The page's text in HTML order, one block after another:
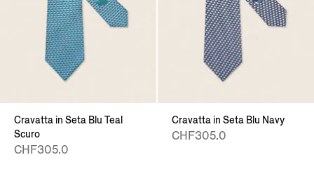
Cravatta in Seta Blu Teal
Scuro
CHF305.0
Cravatta in Seta Blu Navy
CHF305.0